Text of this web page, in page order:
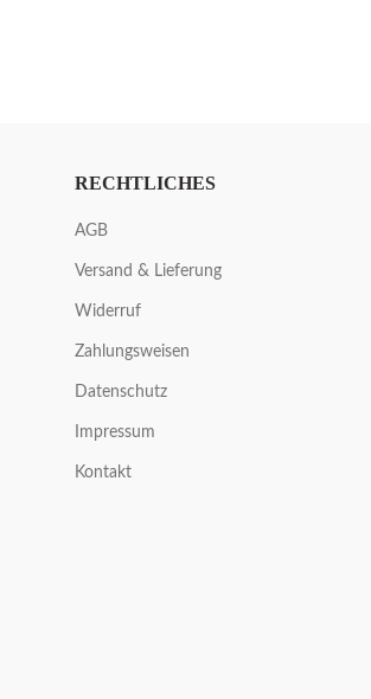
RECHTLICHES
AGB
Versand & Lieferung
Widerruf
Zahlungsweisen
Datenschutz
Impressum
Kontakt